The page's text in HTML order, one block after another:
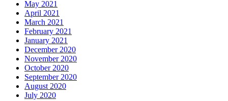
May 2021
April 2021
March 2021
February 2021
January 2021
December 2020
November 2020
October 2020
September 2020
August 2020
July 2020